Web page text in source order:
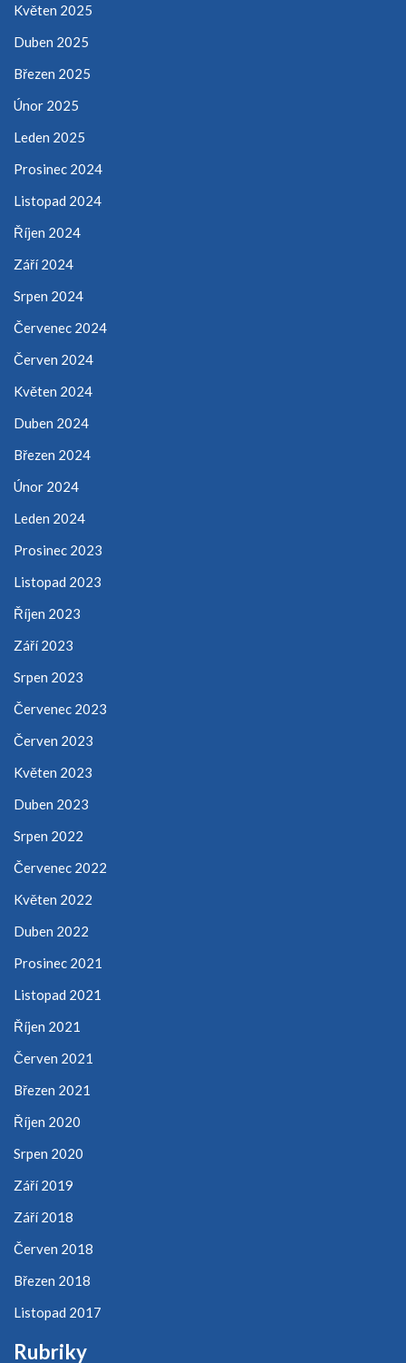
Květen 2025
Duben 2025
Březen 2025
Únor 2025
Leden 2025
Prosinec 2024
Listopad 2024
Říjen 2024
Září 2024
Srpen 2024
Červenec 2024
Červen 2024
Květen 2024
Duben 2024
Březen 2024
Únor 2024
Leden 2024
Prosinec 2023
Listopad 2023
Říjen 2023
Září 2023
Srpen 2023
Červenec 2023
Červen 2023
Květen 2023
Duben 2023
Srpen 2022
Červenec 2022
Květen 2022
Duben 2022
Prosinec 2021
Listopad 2021
Říjen 2021
Červen 2021
Březen 2021
Říjen 2020
Srpen 2020
Září 2019
Září 2018
Červen 2018
Březen 2018
Listopad 2017
Rubriky